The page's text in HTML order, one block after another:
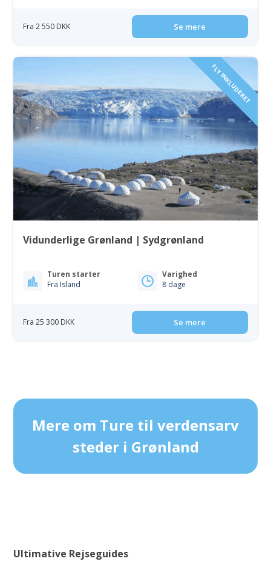
Fra 2 550 DKK Se mere
FLY INKLUDERET
Vidunderlige Grønland | Sydgrønland
Turen starter
Fra Island
Varighed
8 dage
Fra 25 300 DKK Se mere
Mere om Ture til verdensarv
steder i Grønland
Ultimative Rejseguides